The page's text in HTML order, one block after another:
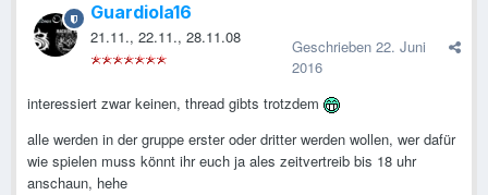
Guardiola16
21.11., 22.11., 28.11.08 Geschrieben 22. Juni
2016
interessiert zwar keinen, thread gibts trotzdem
alle werden in der gruppe erster oder dritter werden wollen, wer dafür
wie spielen muss könnt ihr euch ja ales zeitvertreib bis 18 uhr
anschaun, hehe